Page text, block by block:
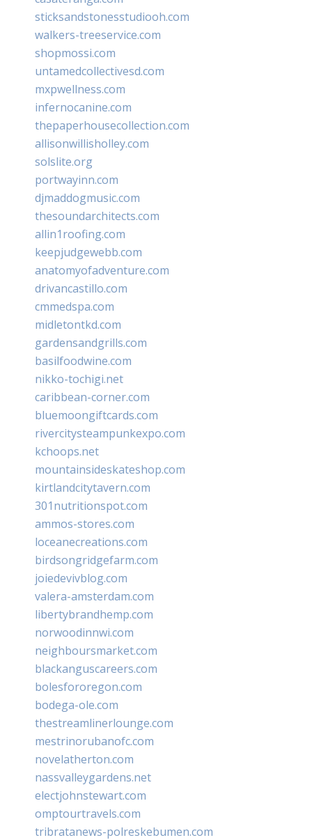
sticksandstonesstudiooh.com
walkers-treeservice.com
shopmossi.com
untamedcollectivesd.com
mxpwellness.com
infernocanine.com
thepaperhousecollection.com
allisonwillisholley.com
solslite.org
portwayinn.com
djmaddogmusic.com
thesoundarchitects.com
allin1roofing.com
keepjudgewebb.com
anatomyofadventure.com
drivancastillo.com
cmmedspa.com
midletontkd.com
gardensandgrills.com
basilfoodwine.com
nikko-tochigi.net
caribbean-corner.com
bluemoongiftcards.com
rivercitysteampunkexpo.com
kchoops.net
mountainsideskateshop.com
kirtlandcitytavern.com
301nutritionspot.com
ammos-stores.com
loceanecreations.com
birdsongridgefarm.com
joiedevivblog.com
valera-amsterdam.com
libertybrandhemp.com
norwoodinnwi.com
neighboursmarket.com
blackanguscareers.com
bolesfororegon.com
bodega-ole.com
thestreamlinerlounge.com
mestrinorubanofc.com
novelatherton.com
nassvalleygardens.net
electjohnstewart.com
omptourtravels.com
tribratanews-polreskebumen.com